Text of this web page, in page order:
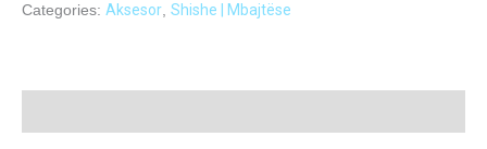
Categories: Aksesor Shishe | Mbajtëse